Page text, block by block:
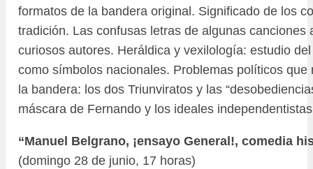
formatos de la bandera original. Significado de los
tradición. Las confusas letras de algunas canciones
curiosos autores. Heráldica y vexilología: estudio
como símbolos nacionales. Problemas políticos que
la bandera: los dos Triunviratos y las
máscara de Fernando y los ideales
“Manuel Belgrano, ¡ensayo General!, comedia
(domingo 28 de junio, 17 horas)